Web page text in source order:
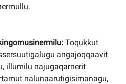
: Toqukkut
angajoqqaavit
illumilu najugaqarnerit
nalunaarutigisimanagu,